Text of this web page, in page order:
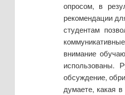
опросом, в
рекомендации
студентам
внимание
использованы.
обсуждение,
думаете, какая